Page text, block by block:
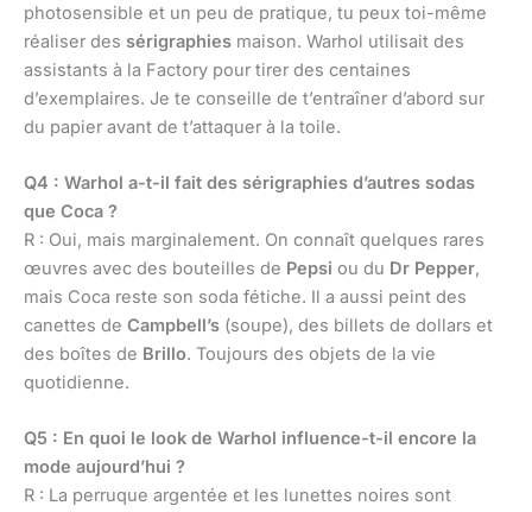
photosensible et un peu de pratique, tu peux toi-même
réaliser des sérigraphies maison. Warhol utilisait des
assistants à la Factory pour tirer des centaines
d’exemplaires. Je te conseille de t’entraîner d’abord sur
du papier avant de t’attaquer à la toile.
Q4 : Warhol a-t-il fait des sérigraphies d’autres sodas
que Coca ?
R : Oui, mais marginalement. On connaît quelques rares
œuvres avec des bouteilles de Pepsi ou du Dr Pepper,
mais Coca reste son soda fétiche. Il a aussi peint des
canettes de Campbell’s (soupe), des billets de dollars et
des boîtes de Brillo. Toujours des objets de la vie
quotidienne.
Q5 : En quoi le look de Warhol influence-t-il encore la
mode aujourd’hui ?
R : La perruque argentée et les lunettes noires sont